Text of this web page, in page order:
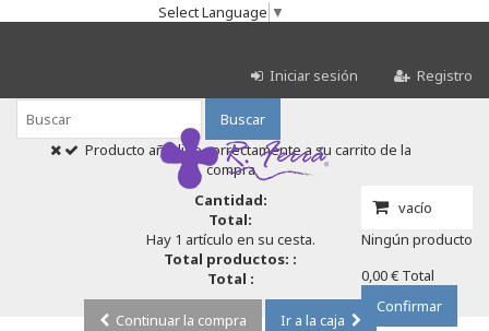
Select Language ▼
Iniciar sesión Registro
Buscar
vacío
Ningún producto
0,00 € Total
Confirmar
Producto añadido correctamente a su carrito de la
compra
Cantidad:
Total:
Hay 1 artículo en su cesta.
Total productos: :
Total :
Continuar la compra
Ir a la caja